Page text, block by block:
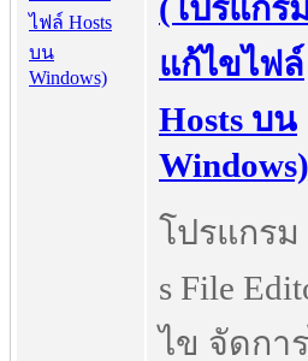
(โปรแกร
แก้ไขไฟล์
Hosts บน
Windows)
โปรแกรม
s File
ไข จัดกา